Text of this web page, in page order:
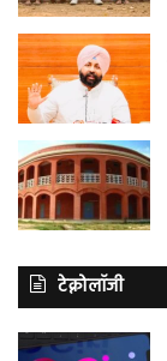
टेक्नोलॉजी